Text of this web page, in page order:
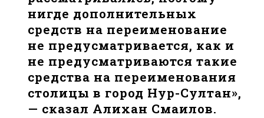
нигде дополнительных
средств на переименование
не предусматривается, как и
не предусматриваются такие
средства на переименования
столицы в город Нур-Султан»,
— сказал Алихан Смаилов.